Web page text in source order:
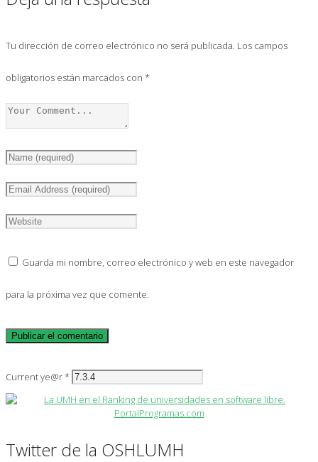
Tu dirección de correo electrónico no será publicada. Los campos
obligatorios están marcados con *
Guarda mi nombre, correo electrónico y web en este navegador
para la próxima vez que comente.
Current ye@r*
Twitter de la OSHLUMH